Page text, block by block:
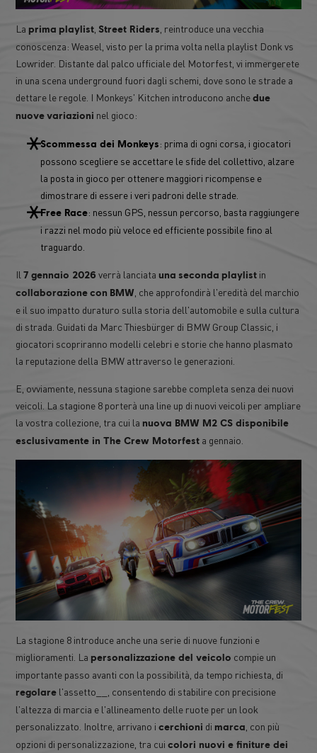
La prima playlist Street Riders , reintroduce una vecchia
conoscenza: Weasel, visto per la prima volta nella playlist Donk vs
Lowrider. Distante dal palco ufficiale del Motorfest, vi immergerete
in una scena underground fuori dagli schemi, dove sono le strade a
dettare le regole. I Monkeys' Kitchen introducono anchedue
nuove variazioni nel gioco:
Scommessa dei Monkeys: prima di ogni corsa, i giocatori
possono scegliere se accettare le sfide del collettivo, alzare
la posta in gioco per ottenere maggiori ricompense e
dimostrare di essere i veri padroni delle strade.
Free Race: nessun GPS, nessun percorso, basta raggiungere
i razzi nel modo più veloce ed efficiente possibile fino al
traguardo.
Il7 gennaio 2026 verrà lanciatauna seconda playlist in
collaborazione con BMW , che approfondirà l'eredità del marchio
e il suo impatto duraturo sulla storia dell'automobile e sulla cultura
di strada. Guidati da Marc Thiesbürger di BMW Group Classic, i
giocatori scopriranno modelli celebri e storie che hanno plasmato
la reputazione della BMW attraverso le generazioni.
E, ovviamente, nessuna stagione sarebbe completa senza dei nuovi
veicoli. La stagione 8 porterà una line up di nuovi veicoli per ampliare
la vostra collezione, tra cui la nuova BMW M2 CS disponibile
esclusivamente in The Crew Motorfest a gennaio.
La stagione 8 introduce anche una serie di nuove funzioni e
miglioramenti. La personalizzazione del veicolo compie un
importante passo avanti con la possibilità, da tempo richiesta, di
regolare l'assetto__, consentendo di stabilire con precisione
l'altezza di marcia e l'allineamento delle ruote per un look
personalizzato. Inoltre, arrivano icerchioni di marca , con più
opzioni di personalizzazione, tra cuicolori nuovi e finiture dei